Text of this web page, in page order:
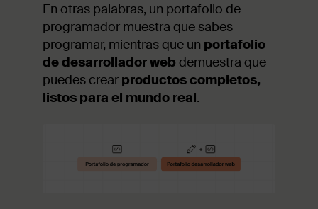
En otras palabras, un portafolio de
programador muestra que sabes
programar, mientras que un portafolio
de desarrollador web demuestra que
puedes crear productos completos,
listos para el mundo real.